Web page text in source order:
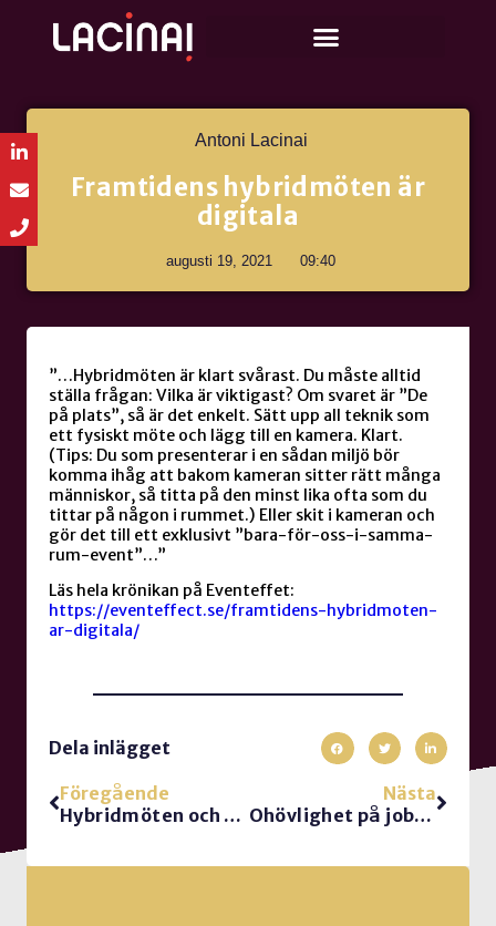
Antoni Lacinai
Framtidens hybridmöten är
digitala
augusti 19, 2021 09:40
”…Hybridmöten är klart svårast. Du måste alltid
ställa frågan: Vilka är viktigast? Om svaret är ”De
på plats”, så är det enkelt. Sätt upp all teknik som
ett fysiskt möte och lägg till en kamera. Klart.
(Tips: Du som presenterar i en sådan miljö bör
komma ihåg att bakom kameran sitter rätt många
människor, så titta på den minst lika ofta som du
tittar på någon i rummet.) Eller skit i kameran och
gör det till ett exklusivt ”bara-för-oss-i-samma-
rum-event”…”
Läs hela krönikan på Eventeffet:
https://eventeffect.se/framtidens-hybridmoten-
ar-digitala/
Dela inlägget
Föregående
Hybridmöten och andra tankar i podden Heja Framtiden
Nästa
Ohövlighet på jobbet ger sjukt många negativa konsekvenser